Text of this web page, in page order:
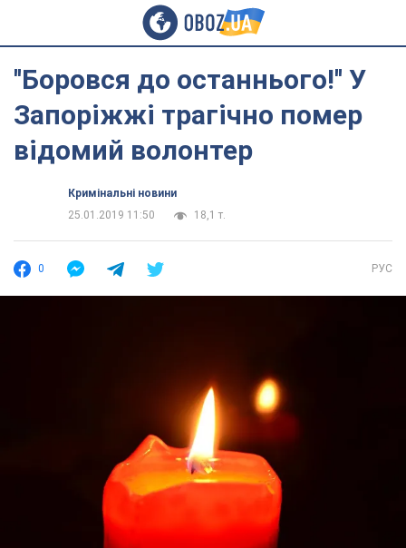
''Боровся до останнього!'' У
Запоріжжі трагічно помер
відомий волонтер
Кримінальні новини
25.01.2019 11:50
18,1 т.
0 РУС